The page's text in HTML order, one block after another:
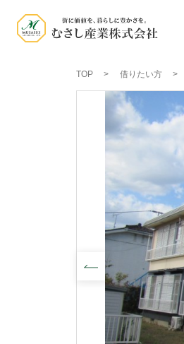
TOP 借りたい方